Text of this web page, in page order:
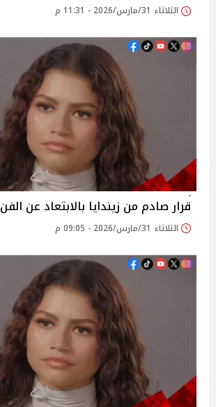
الثلاثاء 31/مارس/2026 - 11:31 م
قرار صادم من زيندايا بالابتعاد عن الفن
الثلاثاء 31/مارس/2026 - 09:05 م